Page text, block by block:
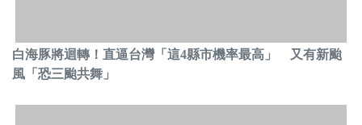
白海豚將迴轉！直逼台灣「這4縣市機率最高」 又有新颱
風「恐三颱共舞」